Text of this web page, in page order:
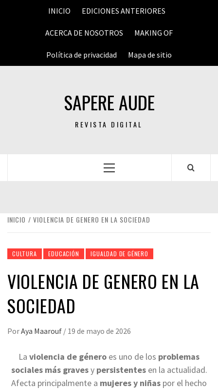
INICIO EDICIONES ANTERIORES
ACERCA DE NOSOTROS MAKING OF
Política de privacidad Mapa de sitio
SAPERE AUDE
REVISTA DIGITAL
Menú
INICIO VIOLENCIA DE GENERO EN LA SOCIEDAD
CULTURA EDUCACIÓN IGUALDAD DE GÉNERO
VIOLENCIA DE GENERO EN LA
SOCIEDAD
PorAya Maarouf / 19 de mayo de 2026
La violencia de género es uno de los problemas
sociales más gravesy persistentesen la actualidad.
Afecta principalmente a mujeres y niñas por el hecho